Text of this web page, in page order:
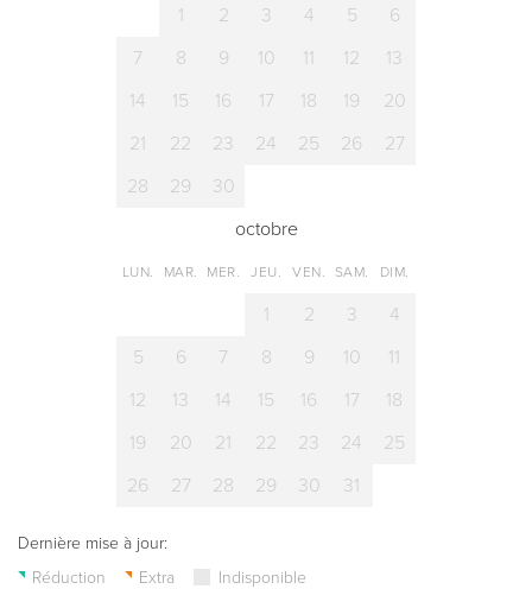
1 2 3 4 5
6
7
8 9 10 11 12
13
14
15 16 17 18 19
20
21
22 23 24 25 26
27
28
29
30
octobre
LUN. MAR. MER. JEU. VEN. SAM. DIM.
1 2 3
4
5
6 7 8 9 10
11
12
13 14 15 16 17
18
19
20 21 22 23 24
25
26
27 28 29 30 31
Dernière mise à jour:
Réduction
Extra Indisponible